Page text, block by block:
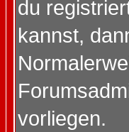
du
kannst,
vorliegen.